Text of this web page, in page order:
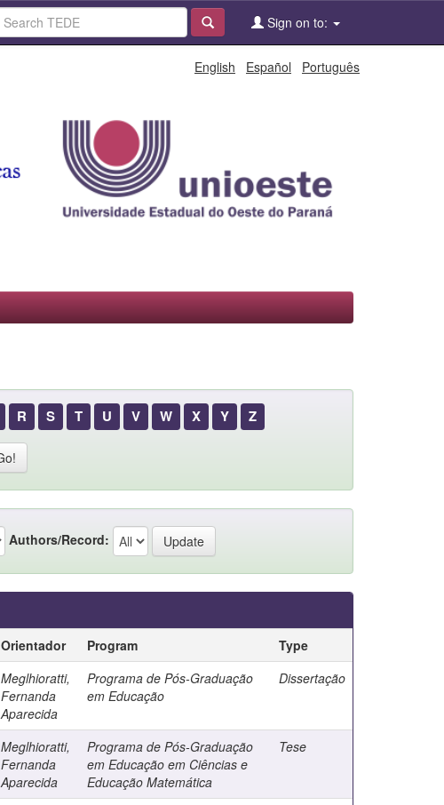
Sign on to:
English Español Português
R S T U V W X Y Z
Authors/Record:
Orientador Program
Type
Meglhioratti,
Fernanda
Aparecida
Programa de Pós-Graduação
em Educação
Dissertação
Meglhioratti,
Fernanda
Aparecida
Programa de Pós-Graduação
em Educação em Ciências e
Educação Matemática
Tese